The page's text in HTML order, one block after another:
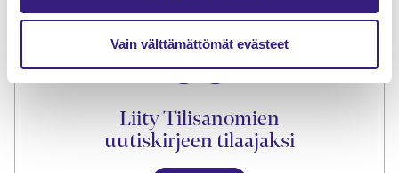
Vain välttämättömät evästeet
Liity Tilisanomien
uutiskirjeen tilaajaksi